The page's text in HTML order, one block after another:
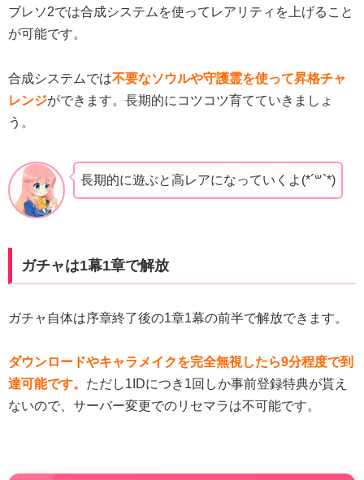
ブレソ2では合成システムを使ってレアリティを上げること
が可能です。
合成システムでは不要なソウルや守護霊を使って昇格チャ
レンジができます。長期的にコツコツ育てていきましょ
う。
長期的に遊ぶと高レアになっていくよ(*´꒳`*)
ガチャは1幕1章で解放
ガチャ自体は序章終了後の1章1幕の前半で解放できます。
ダウンロードやキャラメイクを完全無視したら9分程度で到
達可能です。 ただし1IDにつき1回しか事前登録特典が貰え
ないので、サーバー変更でのリセマラは不可能です。